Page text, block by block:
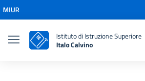
Vai al menu di navigazione
Vai al footer
MIUR
Istituto di Istruzione Superiore
Italo Calvino